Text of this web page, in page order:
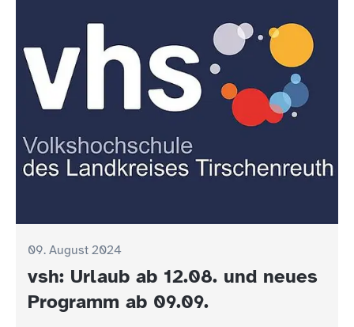
09. August 2024
vsh: Urlaub ab 12.08. und neues
Programm ab 09.09.